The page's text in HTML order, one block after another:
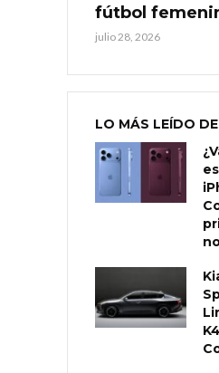
fútbol
julio 28, 2026
LO MÁS LEÍDO